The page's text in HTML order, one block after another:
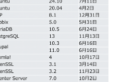
guide/en-US/advisory/CVE-
guide/en-US/advisory/CVE-
guide/en-US/advisory/CVE-